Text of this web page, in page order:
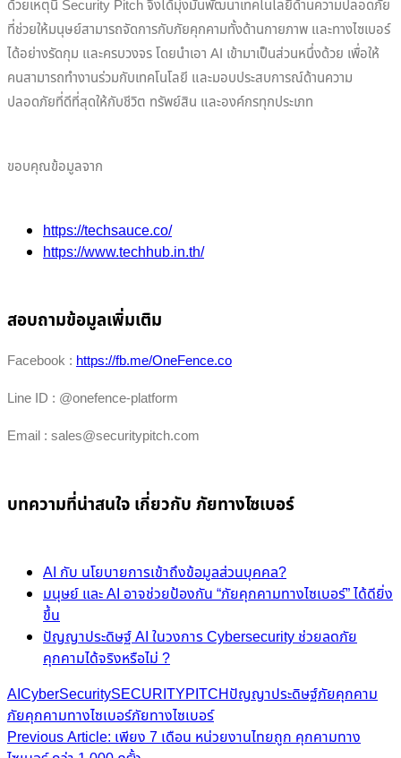
ด้วยเหตุนี้ Security Pitch จึงได้มุ่งมั่นพัฒนาเทคโนโลยีด้านความปลอดภัย
ที่ช่วยให้มนุษย์สามารถจัดการกับภัยคุกคามทั้งด้านกายภาพ และทางไซเบอร์
ได้อย่างรัดกุม และครบวงจร โดยนำเอา AI เข้ามาเป็นส่วนหนึ่งด้วย เพื่อให้
คนสามารถทำงานร่วมกับเทคโนโลยี และมอบประสบการณ์ด้านความ
ปลอดภัยที่ดีที่สุดให้กับชีวิต ทรัพย์สิน และองค์กรทุกประเภท
ขอบคุณข้อมูลจาก
https://techsauce.co/
https://www.techhub.in.th/
สอบถามข้อมูลเพิ่มเติม
Facebook : https://fb.me/OneFence.co
Line ID : @onefence-platform
Email : sales@securitypitch.com
บทความที่น่าสนใจ เกี่ยวกับ ภัยทางไซเบอร์
AI กับ นโยบายการเข้าถึงข้อมูลส่วนบุคคล?
มนุษย์ และ AI อาจช่วยป้องกัน “ภัยคุกคามทางไซเบอร์” ได้ดียิ่ง
ขึ้น
ปัญญาประดิษฐ์ AI ในวงการ Cybersecurity ช่วยลดภัย
คุกคามได้จริงหรือไม่ ?
AICyberSecuritySECURITYPITCHปัญญาประดิษฐ์ภัยคุกคาม
ภัยคุกคามทางไซเบอร์ภัยทางไซเบอร์
Post
Previous Article: เพียง 7 เดือน หน่วยงานไทยถูก คุกคามทาง